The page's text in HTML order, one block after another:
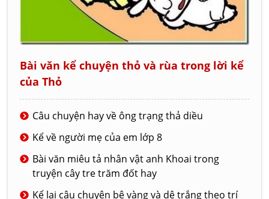
Bài văn kể chuyện thỏ và rùa trong lời kể
của Thỏ
Câu chuyện hay về ông trạng thả diều
Kể về người mẹ của em lớp 8
Bài văn miêu tả nhân vật anh Khoai trong
truyện cây tre trăm đốt hay
Kể lại câu chuyện bê vàng và dê trắng theo trí